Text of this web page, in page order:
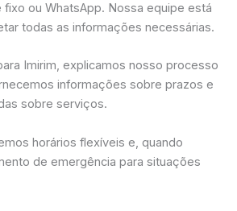
ou WhatsApp. Nossa equipe está
todas as informações necessárias.
Imirim, explicamos nosso processo
informações sobre prazos e
sobre serviços.
horários flexíveis e, quando
de emergência para situações